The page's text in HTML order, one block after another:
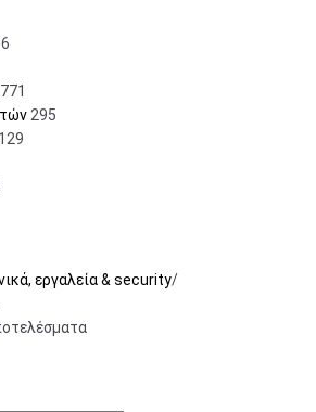
771
295
129
εργαλεία & security